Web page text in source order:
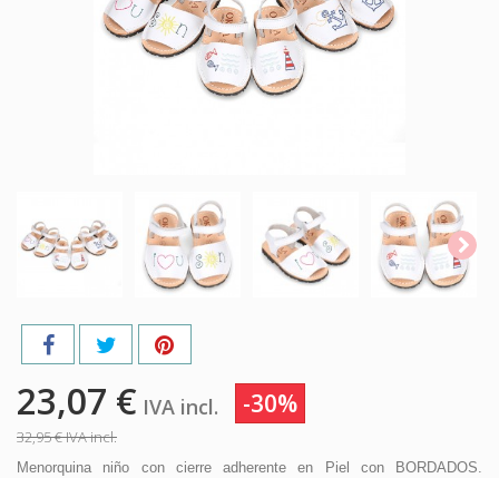
23,07 € IVA incl. -30%
32,95 €IVA incl.
Menorquina niño con cierre adherente en Piel con BORDADOS.